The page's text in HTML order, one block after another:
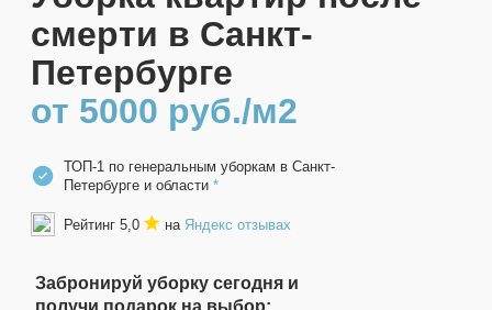
смерти в Санкт-
Петербурге
от 5000 руб./м2
ТОП-1 по генеральным уборкам в Санкт-
Петербурге и области *
Рейтинг 5,0 на Яндекс отзывах
Забронируй уборку сегодня и
получи подарок на выбор: